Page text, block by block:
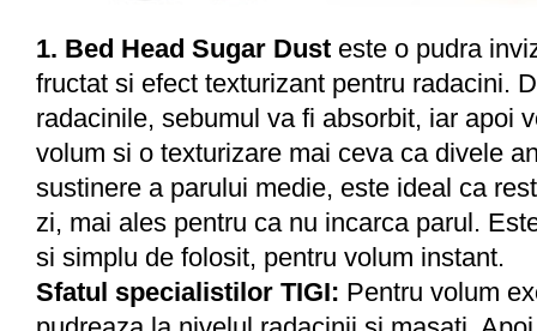
1. Bed Head Sugar Dust este o pudra
fructat si efect texturizant pentru radacini.
radacinile, sebumul va fi absorbit, iar apoi
volum si o texturizare mai ceva ca divele
sustinere a parului medie, este ideal ca
zi, mai ales pentru ca nu incarca parul.
si simplu de folosit, pentru volum instant.
Sfatul specialistilor TIGI: Pentru volum